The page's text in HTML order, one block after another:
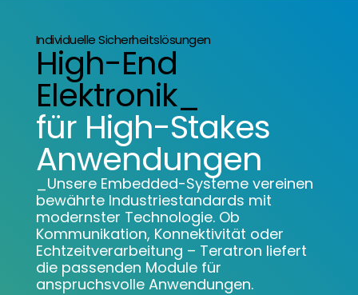
Individuelle Sicherheitslösungen
High-End
Elektronik_
für High-Stakes
Anwendungen
_Unsere Embedded-Systeme vereinen
bewährte Industriestandards mit
modernster Technologie. Ob
Kommunikation, Konnektivität oder
Echtzeitverarbeitung – Teratron liefert
die passenden Module für
anspruchsvolle Anwendungen.